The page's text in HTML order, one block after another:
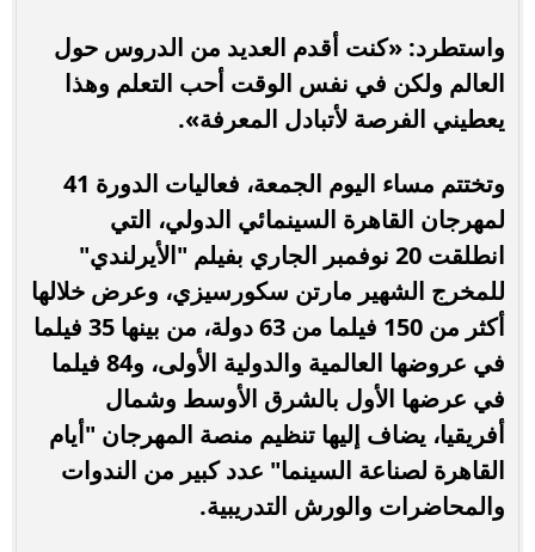
واستطرد: «كنت أقدم العديد من الدروس حول
العالم ولكن في نفس الوقت أحب التعلم وهذا
يعطيني الفرصة لأتبادل المعرفة».
وتختتم مساء اليوم الجمعة، فعاليات الدورة 41
لمهرجان القاهرة السينمائي الدولي، التي
انطلقت 20 نوفمبر الجاري بفيلم "الأيرلندي"
للمخرج الشهير مارتن سكورسيزي، وعرض خلالها
أكثر من 150 فيلما من 63 دولة، من بينها 35 فيلما
في عروضها العالمية والدولية الأولى، و84 فيلما
في عرضها الأول بالشرق الأوسط وشمال
أفريقيا، يضاف إليها تنظيم منصة المهرجان "أيام
القاهرة لصناعة السينما" عدد كبير من الندوات
والمحاضرات والورش التدريبية.